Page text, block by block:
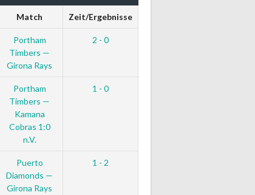
Match Zeit/Ergebnisse
Portham
Timbers —
Girona Rays
2 - 0
Portham
Timbers —
Kamana
Cobras 1:0
n.V.
1 - 0
Puerto
Diamonds —
Girona Rays
1 - 2